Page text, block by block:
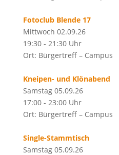
Fotoclub Blende 17
Mittwoch 02.09.26
19:30 - 21:30 Uhr
Ort: Bürgertreff – Campus
Kneipen- und Klönabend
Samstag 05.09.26
17:00 - 23:00 Uhr
Ort: Bürgertreff – Campus
Single-Stammtisch
Samstag 05.09.26